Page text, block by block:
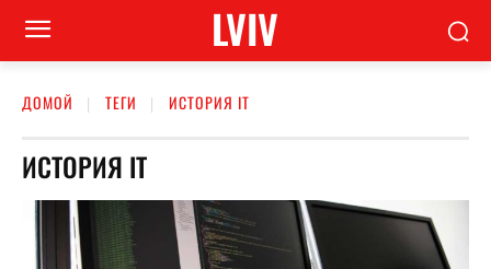
LVIV
ДОМОЙ ТЕГИ ИСТОРИЯ ІТ
ИСТОРИЯ ІТ